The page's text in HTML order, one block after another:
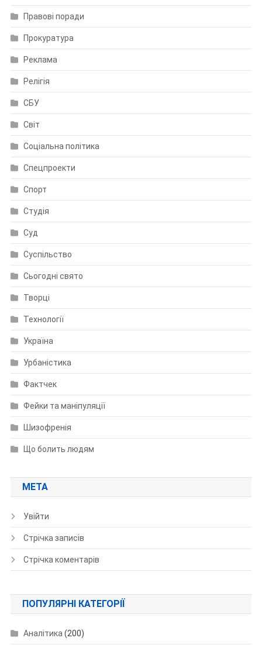
Правові поради
Прокуратура
Реклама
Релігія
СБУ
Світ
Соціальна політика
Спецпроекти
Спорт
Студія
Суд
Суспільство
Сьогодні свято
Творці
Технології
Україна
Урбаністика
Фактчек
Фейки та маніпуляції
Шизофренія
Що болить людям
МЕТА
Увійти
Стрічка записів
Стрічка коментарів
ПОПУЛЯРНІ КАТЕГОРІЇ
Аналітика (200)